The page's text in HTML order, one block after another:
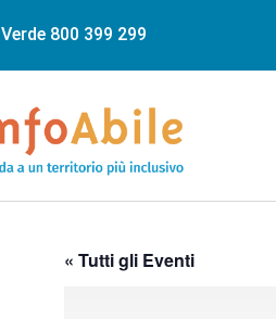
800 399 299
« Tutti gli Eventi